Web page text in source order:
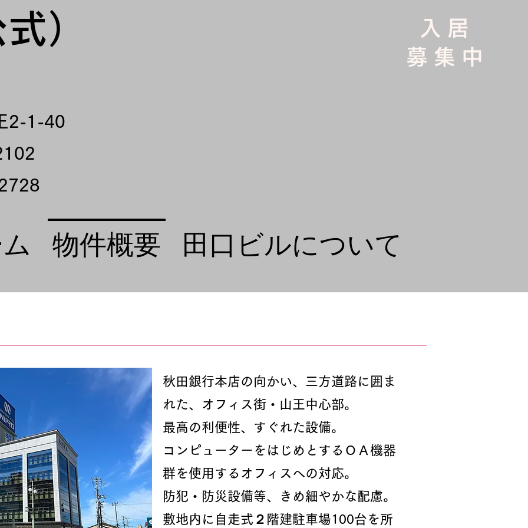
）
入 居
募 集 中
2-1-40
物件概要 田口ビルについて
秋田銀行本店の向かい、三方道路に囲ま
れた、オフィス街・山王中心部。
最高の利便性、すぐれた設備。
コンピューターをはじめとするＯＡ機器
群を使用するオフィスへの対応。
防犯・防災設備等、きめ細やかな配慮。
敷地内に自走式２階建駐車場100台を所